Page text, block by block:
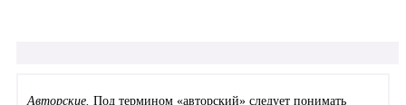
Авторские. Под термином «авторский» следует понимать